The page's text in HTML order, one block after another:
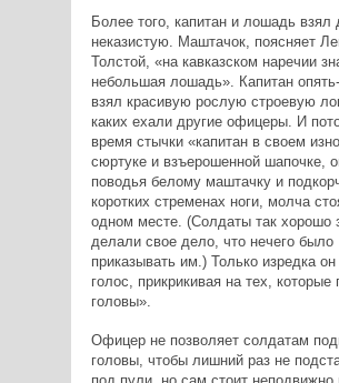
Более того, капитан и лошадь взял
неказистую. Маштачок, поясняет
Толстой, «на кавказском наречии
небольшая лошадь». Капитан
взял красивую рослую строевую
каких ехали другие офицеры. И
время стычки «капитан в своем
сюртуке и взъерошенной шапочке,
поводья белому маштачку и
коротких стременах ноги, молча
одном месте. (Солдаты так хорошо
делали свое дело, что нечего было
приказывать им.) Только изредка
голос, прикрикивая на тех,
головы».
Офицер не позволяет солдатам
головы, чтобы лишний раз не